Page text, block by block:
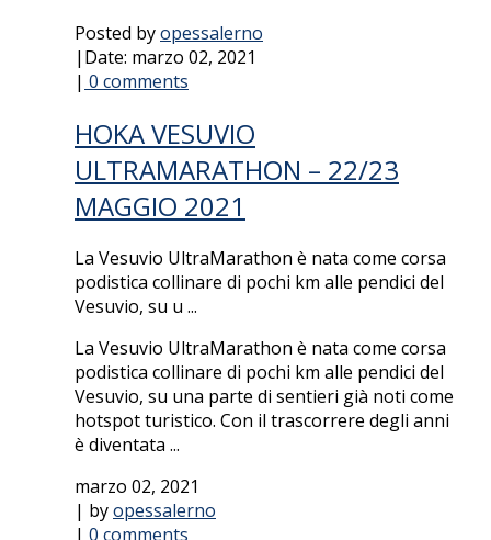
Posted byopessalerno
| Date: marzo 02, 2021
| 0 comments
HOKA VESUVIO
ULTRAMARATHON – 22/23
MAGGIO 2021
La Vesuvio UltraMarathon è nata come corsa
podistica collinare di pochi km alle pendici del
Vesuvio, su u ...
La Vesuvio UltraMarathon è nata come corsa
podistica collinare di pochi km alle pendici del
Vesuvio, su una parte di sentieri già noti come
hotspot turistico. Con il trascorrere degli anni
è diventata ...
marzo 02, 2021
| byopessalerno
| 0 comments